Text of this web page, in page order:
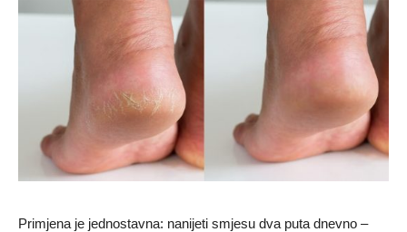
Primjena je jednostavna: nanijeti smjesu dva puta dnevno –